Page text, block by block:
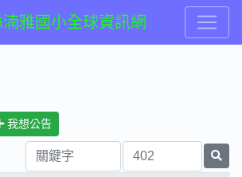
雅國小全球資訊網
我想公告